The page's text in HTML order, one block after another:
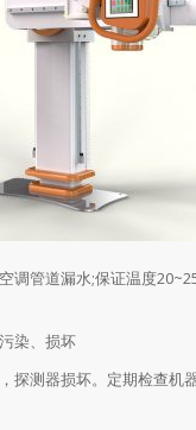
管道漏水;保证温度
染、损坏
测器损坏。定期检查机